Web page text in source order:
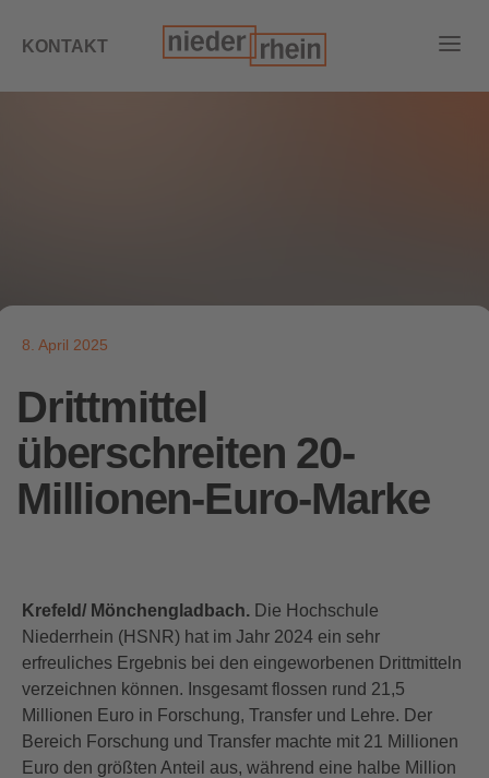
KONTAKT
8. April 2025
Drittmittel
überschreiten 20-
Millionen-Euro-Marke
Krefeld/ Mönchengladbach. Die Hochschule
Niederrhein (HSNR) hat im Jahr 2024 ein sehr
erfreuliches Ergebnis bei den eingeworbenen Drittmitteln
verzeichnen können. Insgesamt flossen rund 21,5
Millionen Euro in Forschung, Transfer und Lehre. Der
Bereich Forschung und Transfer machte mit 21 Millionen
Euro den größten Anteil aus, während eine halbe Million